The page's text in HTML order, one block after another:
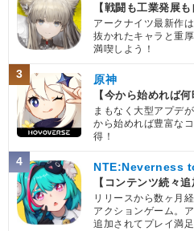
【戦闘も工業発展も
アークナイツ最新作
抜かれたキャラと重
満喫しよう！
3 原神
【今から始めれば
まもなく大型アプデ
から始めれば豊富な
得！
4 NTE:Neverness
【コンテンツ続々追
リリースから数ヶ月
アクションゲーム。
追加されてプレイ満